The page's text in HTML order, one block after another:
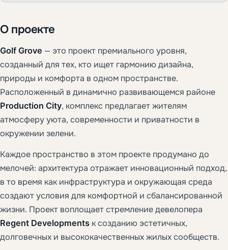
О проекте
Golf Grove — это проект премиального уровня,
созданный для тех, кто ищет гармонию дизайна,
природы и комфорта в одном пространстве.
Расположенный в динамично развивающемся районе
Production City, комплекс предлагает жителям
атмосферу уюта, современности и приватности в
окружении зелени.
Каждое пространство в этом проекте продумано до
мелочей: архитектура отражает инновационный подход,
в то время как инфраструктура и окружающая среда
создают условия для комфортной и сбалансированной
жизни. Проект воплощает стремление девелопера
Regent Developments к созданию эстетичных,
долговечных и высококачественных жилых сообществ.